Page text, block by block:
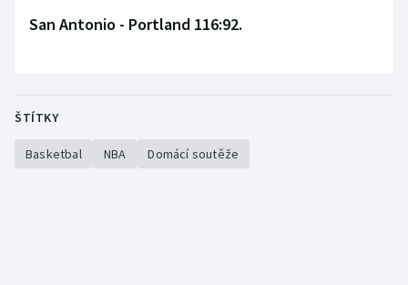
San Antonio - Portland 116:92.
ŠTÍTKY
Basketbal NBA Domácí soutěže